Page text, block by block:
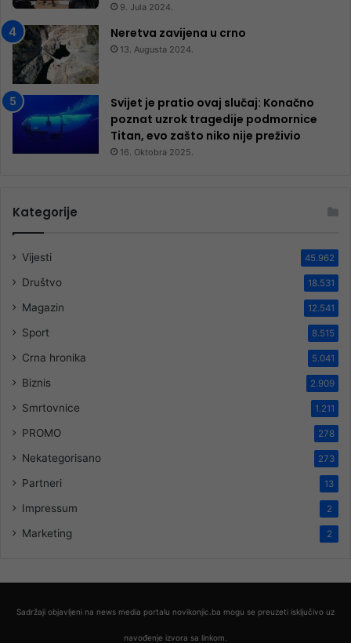
9. Jula 2024.
Neretva zavijena u crno
13. Augusta 2024.
Svijet je pratio ovaj slučaj: Konačno
poznat uzrok tragedije podmornice
Titan, evo zašto niko nije preživio
16. Oktobra 2025.
Kategorije
Vijesti 45.962
Društvo 18.531
Magazin 12.541
Sport 8.515
Crna hronika 5.041
Biznis 2.909
Smrtovnice 1.211
PROMO 278
Nekategorisano 273
Partneri 13
Impressum 2
Marketing 2
Sadržaji objavljeni na news media portalu novikonjic.ba mogu se preuzeti isključivo uz
navođenje izvora sa linkom.